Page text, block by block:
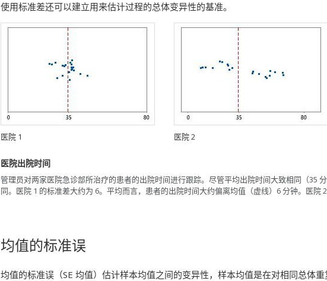
使用标准差还可以建立用来估计过程的总体变异性的基准。
医院 1 医院 2
医院出院时间
管理员对两家医院急诊部所治疗的患者的出院时间进行跟踪。尽管平均出院时间大致相同（35
同。医院 1 的标准差大约为 6。平均而言，患者的出院时间大约偏离均值（虚线）6 分钟。医院 2
均值的标准误
均值的标准误（SE 均值）估计样本均值之间的变异性，样本均值是在对相同总体重